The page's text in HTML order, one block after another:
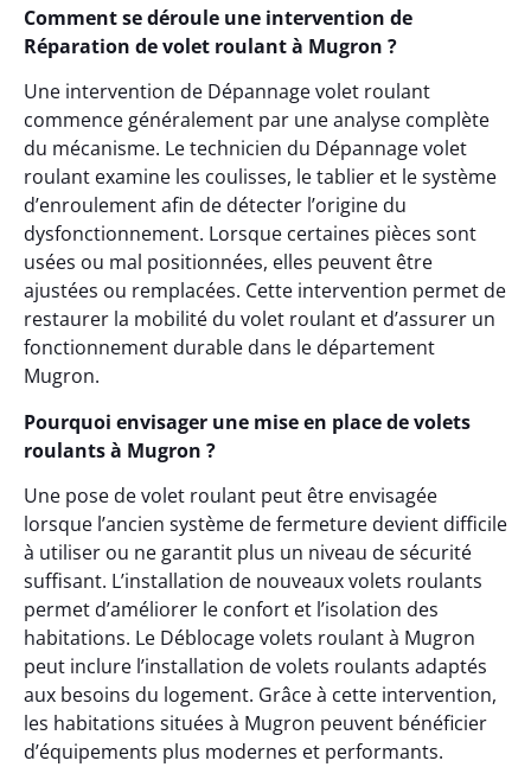
Comment se déroule une intervention de
Réparation de volet roulant à Mugron ?
Une intervention de Dépannage volet roulant
commence généralement par une analyse complète
du mécanisme. Le technicien du Dépannage volet
roulant examine les coulisses, le tablier et le système
d’enroulement afin de détecter l’origine du
dysfonctionnement. Lorsque certaines pièces sont
usées ou mal positionnées, elles peuvent être
ajustées ou remplacées. Cette intervention permet de
restaurer la mobilité du volet roulant et d’assurer un
fonctionnement durable dans le département
Mugron.
Pourquoi envisager une mise en place de volets
roulants à Mugron ?
Une pose de volet roulant peut être envisagée
lorsque l’ancien système de fermeture devient difficile
à utiliser ou ne garantit plus un niveau de sécurité
suffisant. L’installation de nouveaux volets roulants
permet d’améliorer le confort et l’isolation des
habitations. Le Déblocage volets roulant à Mugron
peut inclure l’installation de volets roulants adaptés
aux besoins du logement. Grâce à cette intervention,
les habitations situées à Mugron peuvent bénéficier
d’équipements plus modernes et performants.